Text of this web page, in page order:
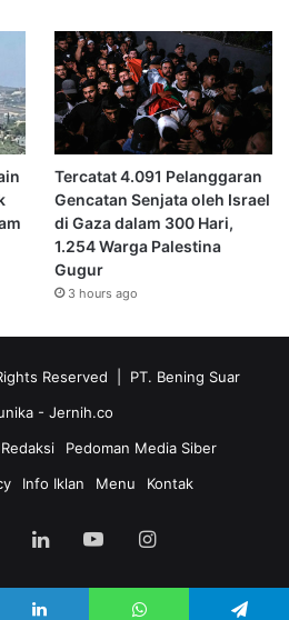
Tercatat 4.091 Pelanggaran
Gencatan Senjata oleh Israel
di Gaza dalam 300 Hari,
1.254 Warga Palestina
Gugur
3 hours ago
Reserved | PT. Bening Suar
- Jernih.co
Redaksi
Pedoman Media Siber
Info Iklan Menu Kontak
LinkedInYouTubeInstagram